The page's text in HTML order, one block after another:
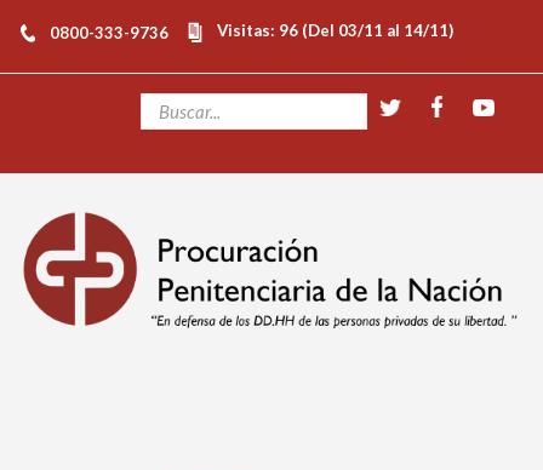
0800-333-9736 Visitas: 96 (Del 03/11 al 14/11)